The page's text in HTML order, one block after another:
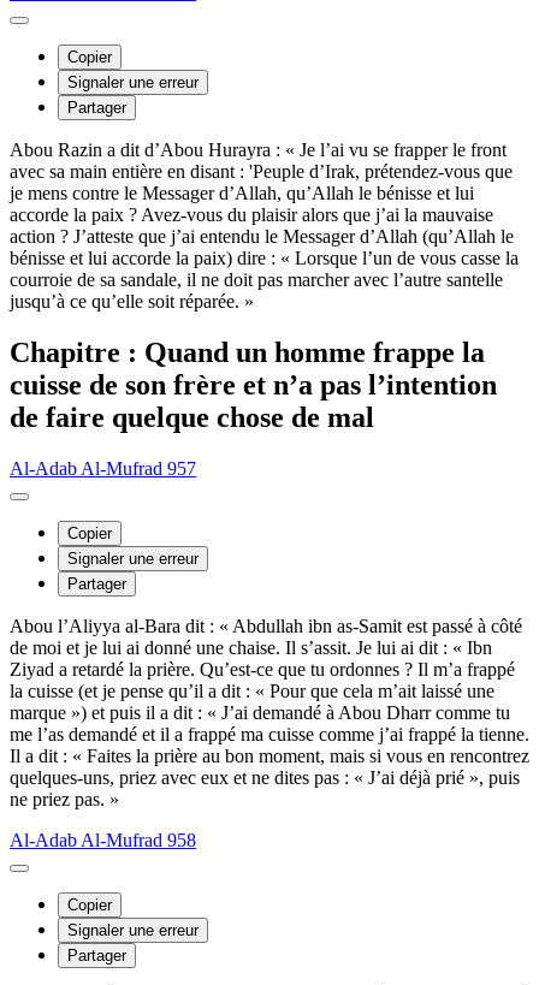
Copier
Signaler une erreur
Partager
Abou Razin a dit d’Abou Hurayra : « Je l’ai vu se frapper le front
avec sa main entière en disant : 'Peuple d’Irak, prétendez-vous que
je mens contre le Messager d’Allah, qu’Allah le bénisse et lui
accorde la paix ? Avez-vous du plaisir alors que j’ai la mauvaise
action ? J’atteste que j’ai entendu le Messager d’Allah (qu’Allah le
bénisse et lui accorde la paix) dire : « Lorsque l’un de vous casse la
courroie de sa sandale, il ne doit pas marcher avec l’autre santelle
jusqu’à ce qu’elle soit réparée. »
Chapitre : Quand un homme frappe la
cuisse de son frère et n’a pas l’intention
de faire quelque chose de mal
Al-Adab Al-Mufrad 957
Copier
Signaler une erreur
Partager
Abou l’Aliyya al-Bara dit : « Abdullah ibn as-Samit est passé à côté
de moi et je lui ai donné une chaise. Il s’assit. Je lui ai dit : « Ibn
Ziyad a retardé la prière. Qu’est-ce que tu ordonnes ? Il m’a frappé
la cuisse (et je pense qu’il a dit : « Pour que cela m’ait laissé une
marque ») et puis il a dit : « J’ai demandé à Abou Dharr comme tu
me l’as demandé et il a frappé ma cuisse comme j’ai frappé la tienne.
Il a dit : « Faites la prière au bon moment, mais si vous en rencontrez
quelques-uns, priez avec eux et ne dites pas : « J’ai déjà prié », puis
ne priez pas. »
Al-Adab Al-Mufrad 958
Copier
Signaler une erreur
Partager